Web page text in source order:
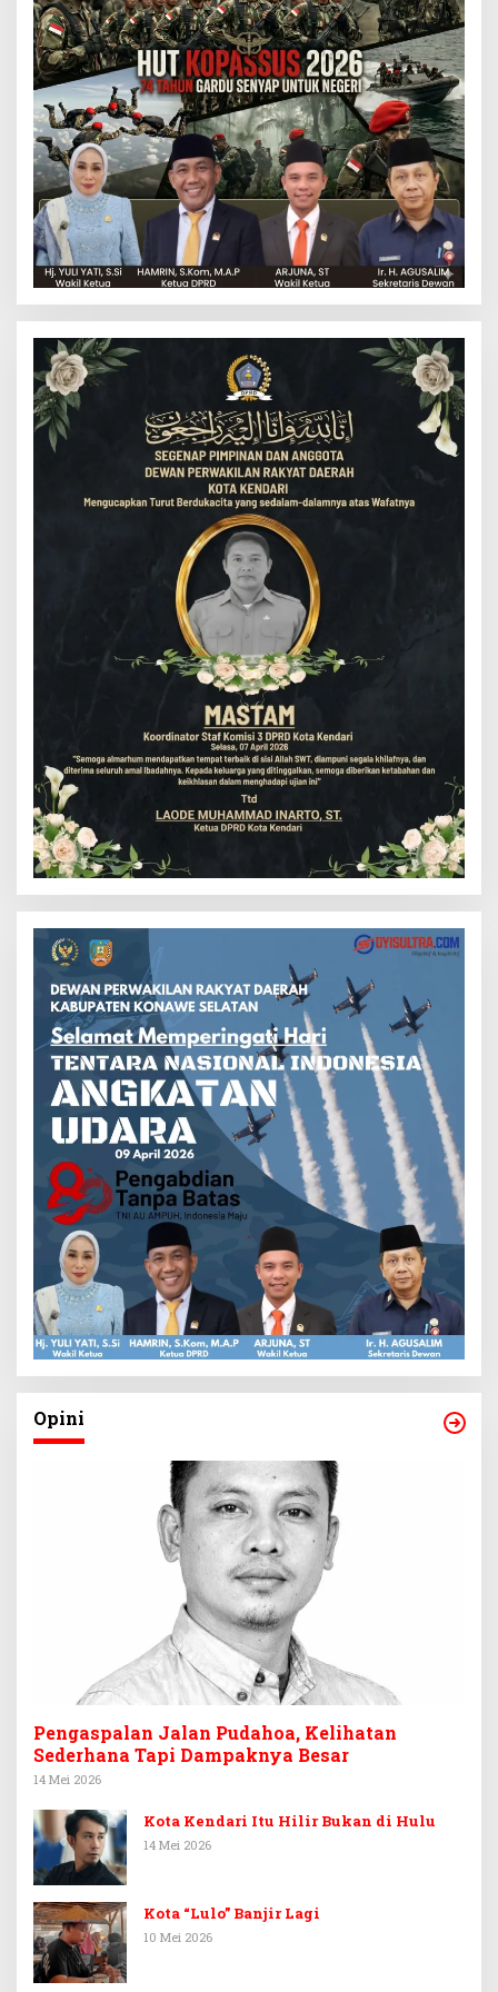
Opini
Pengaspalan Jalan Pudahoa, Kelihatan
Sederhana Tapi Dampaknya Besar
14 Mei 2026
Kota Kendari Itu Hilir Bukan di Hulu
14 Mei 2026
Kota “Lulo” Banjir Lagi
10 Mei 2026